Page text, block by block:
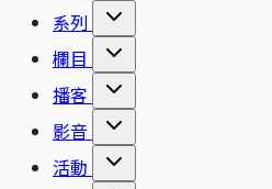
系列
欄目
播客
影音
活動